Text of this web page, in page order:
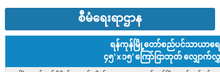
စီမံရေးရာဌာန
ရန်ကုန်မြို့တော်စည်ပင်သာယာရ
၄၅' x ၁၅' ကြော်ငြာဘုတ် လျှောက်လွှ